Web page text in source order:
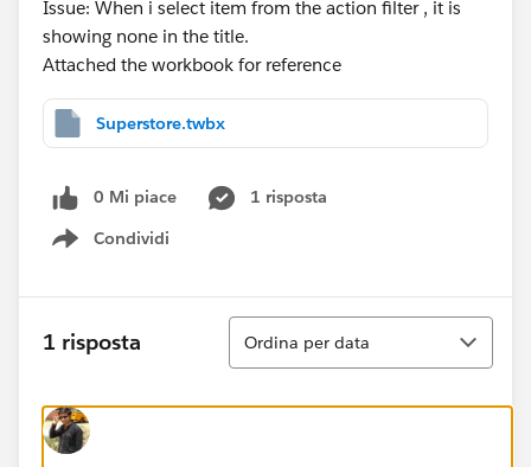
Issue: When i select item from the action filter , it is
showing none in the title.
Attached the workbook for reference
Superstore.twbx
0 Mi piace
1 risposta
Condividi
Show menu
1 risposta
Ordina
Ordina per data